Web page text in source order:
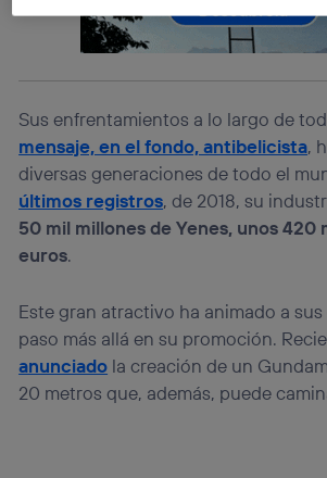
Sus enfrentamientos a lo largo de
mensaje, en el fondo, antibelicista,
diversas generaciones de todo el
últimos registros, de 2018, su
50 mil millones de Yenes, unos 420
euros.
Este gran atractivo ha animado a
paso más allá en su promoción.
anunciado la creación de un
20 metros que, además, puede
La tecnología Utiq está diseñada con la
prioridad ofreciéndote elección y control.
La tecnología utiliza un identificador
información de la cuenta de cliente de
telecomunicaciones vinculada a la
(p. ej., número de teléfono móvil).
Este identificador se asigna a la
lo que cualquier persona que conecte su
consienta el uso de la tecnología recibirá
identificador. Típicamente:
el marketing o análisis se realizará en
actividades de navegación de los
que hayan dado su consentimiento.
Si utilizasdatos móviles , el
personalizado, ya que se basará